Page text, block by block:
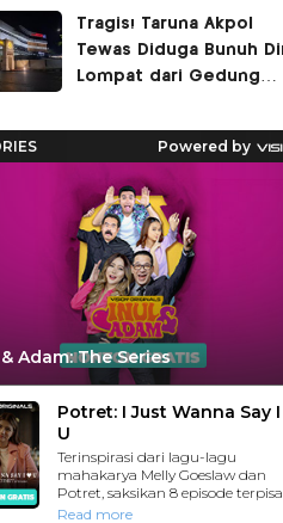
Tragis! Taruna Akpol
Tewas Diduga Bunuh
Lompat dari Gedung